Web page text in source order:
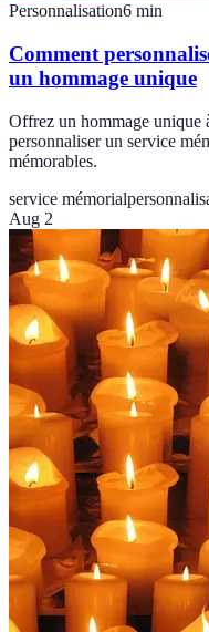
Personnalisation6 min
Comment
un hommage unique
Offrez un hommage unique
personnaliser un service
mémorables.
service mémorial
Aug 2